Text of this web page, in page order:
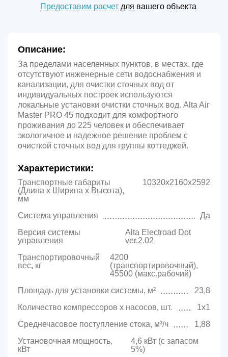
Предоставим расчет для вашего объекта
Описание:
За пределами населенных пунктов, в местах, где
отсутствуют инженерные сети водоснабжения и
канализации, для очистки сточных вод от
индивидуальных построек используются
локальные установки очистки сточных вод. Alta Air
Master PRO 45 подходит для комфортного
проживания до 225 человек и обеспечивает
экологичное и надежное решение проблем с
очисткой сточных вод для группы коттеджей.
Характеристики:
Транспортные габариты
(Длина х Ширина х Высота),
мм
10320х2160х2592
Система управления
Да
Версия системы
управления
Alta Electroad Dot
ver.2.02
Транспортировочный
вес, кг
4200
(транспортировочный),
45500 (макс.рабочий)
Площадь для установки системы, м²
23,8
Количество компрессоров х насосов, шт.
1х1
Среднечасовое поступление стока, м³/ч
1,88
Установочная мощность,
кВт
4,6 кВт (с запасом
5%)